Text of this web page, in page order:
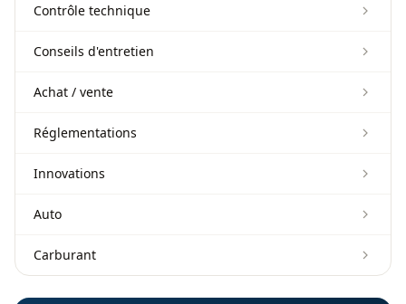
Contrôle technique
Conseils d'entretien
Achat / vente
Réglementations
Innovations
Auto
Carburant